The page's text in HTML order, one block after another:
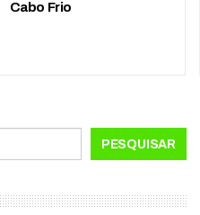
Cabo Frio
PESQUISAR